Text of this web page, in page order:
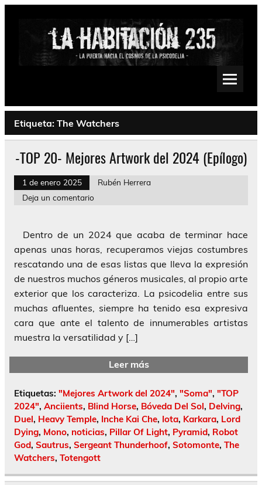
Saltar
Psychedelic, Stoner, Doom, Sludge, Fuzz, Space, Drone
Etiqueta: The Watchers
-TOP 20- Mejores Artwork del 2024 (Epílogo)
1 de enero 2025
Rubén Herrera
Deja un comentario
Dentro de un 2024 que acaba de terminar hace
apenas unas horas, recuperamos viejas costumbres
rescatando una de esas listas que lleva la expresión
de nuestros muchos géneros musicales, al propio arte
exterior que los caracteriza. La psicodelia entre sus
muchas afluentes, siempre ha tenido esa expresiva
cara que ante el talento de innumerables artistas
muestra la versatilidad y […]
Leer más
Etiquetas: "Mejores Artwork del 2024", "Soma", "TOP
2024", Anciients, Blind Horse, Bóveda Del Sol, Delving,
Duel, Heavy Temple, Inche Kai Che, Iota, Karkara, Lord
Dying, Mono, noticias, Pillar Of Light, Pyramid, Robot
God, Sautrus, Sergeant Thunderhoof, Sotomonte, The
Watchers, Totengott